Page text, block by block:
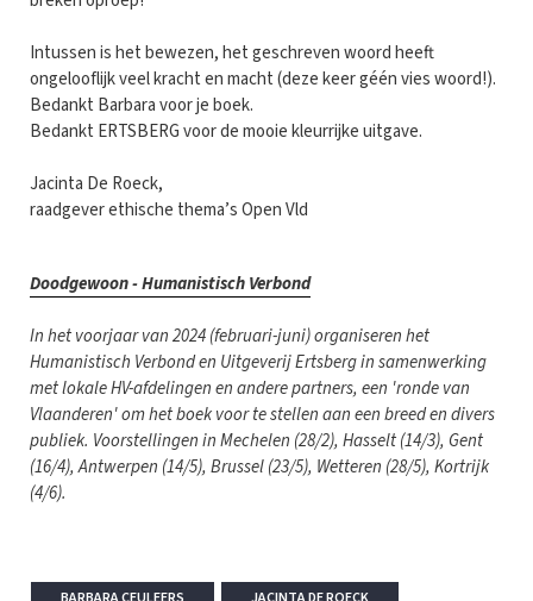
Intussen is het bewezen, het geschreven woord heeft
ongelooflijk veel kracht en macht (deze keer géén vies woord!).
Bedankt Barbara voor je boek.
Bedankt ERTSBERG voor de mooie kleurrijke uitgave.
Jacinta De Roeck,
raadgever ethische thema’s Open Vld
Doodgewoon - Humanistisch Verbond
In het voorjaar van 2024 (februari-juni) organiseren het
Humanistisch Verbond en Uitgeverij Ertsberg in samenwerking
met lokale HV-afdelingen en andere partners, een 'ronde van
Vlaanderen' om het boek voor te stellen aan een breed en divers
publiek. Voorstellingen in Mechelen (28/2), Hasselt (14/3), Gent
(16/4), Antwerpen (14/5), Brussel (23/5), Wetteren (28/5), Kortrijk
(4/6).